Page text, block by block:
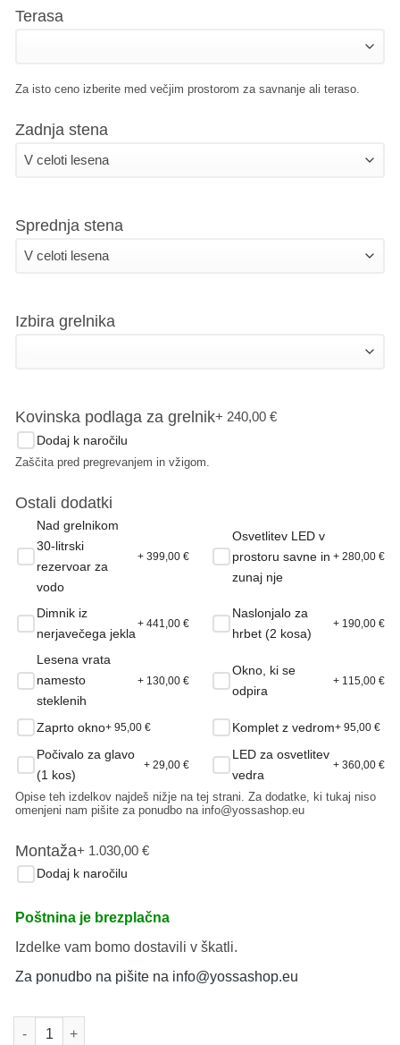
Terasa
Za isto ceno izberite med večjim prostorom za savnanje ali teraso.
Zadnja stena
Sprednja stena
Izbira grelnika
Kovinska podlaga za grelnik+ 240,00 €
Dodaj k naročilu
Zaščita pred pregrevanjem in vžigom.
Ostali dodatki
Nad grelnikom
30-litrski
rezervoar za
vodo
+ 399,00 €
Osvetlitev LED v
prostoru savne in
zunaj nje
+ 280,00 €
Dimnik iz
nerjavečega jekla
+ 441,00 €
Naslonjalo za
hrbet (2 kosa)
+ 190,00 €
Lesena vrata
namesto
steklenih
+ 130,00 €
Okno, ki se
odpira
+ 115,00 €
Zaprto okno+ 95,00 € Komplet z vedrom+ 95,00 €
Počivalo za glavo
(1 kos)
+ 29,00 €
LED za osvetlitev
vedra
+ 360,00 €
Opise teh izdelkov najdeš nižje na tej strani. Za dodatke, ki tukaj niso
omenjeni nam pišite za ponudbo na info@yossashop.eu
Montaža+ 1.030,00 €
Dodaj k naročilu
Poštnina je brezplačna
Izdelke vam bomo dostavili v škatli.
Za ponudbo na pišite na info@yossashop.eu
Gothenburg - Lesena sod savna za 6 oseb količina